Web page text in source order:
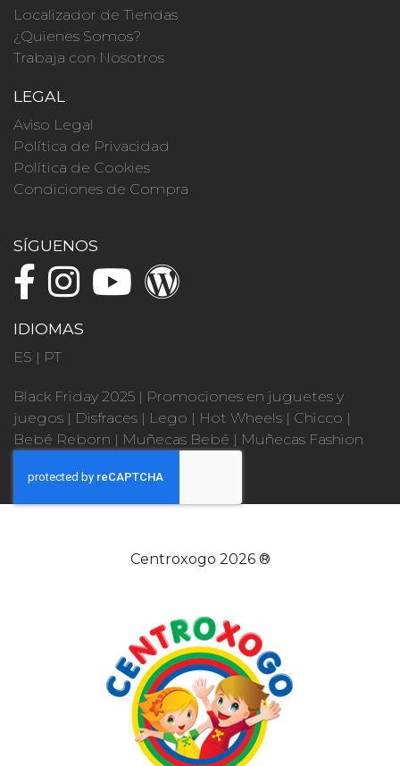
Localizador de Tiendas
¿Quienes Somos?
Trabaja con Nosotros
LEGAL
Aviso Legal
Política de Privacidad
Política de Cookies
Condiciones de Compra
SÍGUENOS
IDIOMAS
ES | PT
Black Friday 2025 | Promociones en juguetes y
juegos | Disfraces | Lego | Hot Wheels | Chicco |
Bebé Reborn | Muñecas Bebé | Muñecas Fashion
Centroxogo 2026 ®